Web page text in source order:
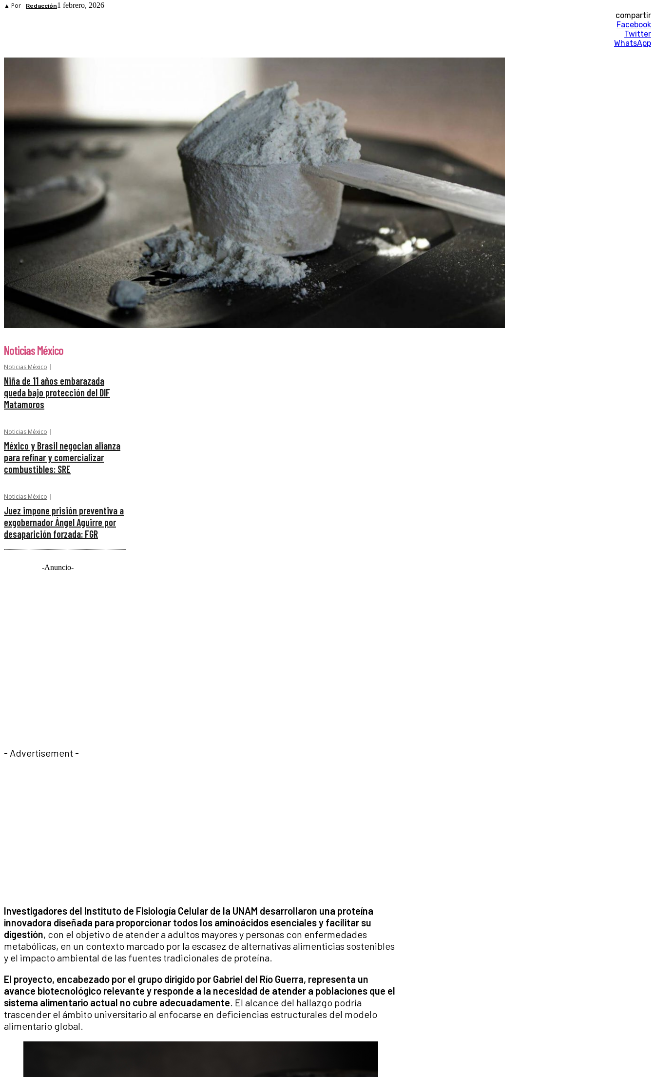
▲ Por Redacción1 febrero, 2026
compartir
Facebook
Twitter
WhatsApp
Noticias México
Noticias México
Niña de 11 años embarazada
queda bajo protección del DIF
Matamoros
Noticias México
México y Brasil negocian alianza
para refinar y comercializar
combustibles: SRE
Noticias México
Juez impone prisión preventiva a
exgobernador Ángel Aguirre por
desaparición forzada: FGR
-Anuncio-
- Advertisement -
Investigadores del Instituto de Fisiología Celular de la UNAM desarrollaron una proteína
innovadora diseñada para proporcionar todos los aminoácidos esenciales y facilitar su
digestión, con el objetivo de atender a adultos mayores y personas con enfermedades
metabólicas, en un contexto marcado por la escasez de alternativas alimenticias sostenibles
y el impacto ambiental de las fuentes tradicionales de proteína.
El proyecto, encabezado por el grupo dirigido por Gabriel del Río Guerra, representa un
avance biotecnológico relevante y responde a la necesidad de atender a poblaciones que el
sistema alimentario actual no cubre adecuadamente. El alcance del hallazgo podría
trascender el ámbito universitario al enfocarse en deficiencias estructurales del modelo
alimentario global.